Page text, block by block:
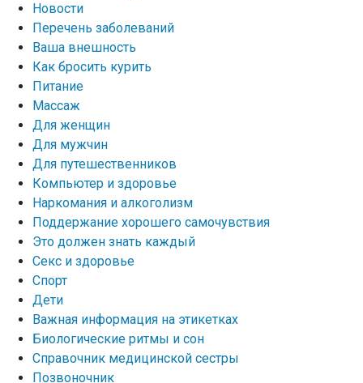
Новости
Перечень заболеваний
Ваша внешность
Как бросить курить
Питание
Массаж
Для женщин
Для мужчин
Для путешественников
Компьютер и здоровье
Наркомания и алкоголизм
Поддержание хорошего самочувствия
Это должен знать каждый
Секс и здоровье
Спорт
Дети
Важная информация на этикетках
Биологические ритмы и сон
Справочник медицинской сестры
Позвоночник